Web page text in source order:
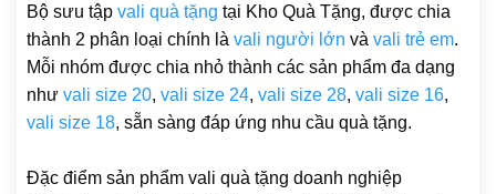
Bộ sưu tập vali quà tặng tại Kho Quà Tặng, được chia
thành 2 phân loại chính là vali người lớn và vali trẻ em.
Mỗi nhóm được chia nhỏ thành các sản phẩm đa dạng
như vali size 20, vali size 24, vali size 28, vali size 16,
vali size 18, sẵn sàng đáp ứng nhu cầu quà tặng.
Đặc điểm sản phẩm vali quà tặng doanh nghiệp